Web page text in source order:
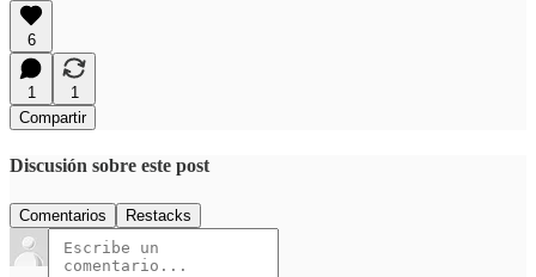
6
1
1
Compartir
Discusión sobre este post
Comentarios Restacks